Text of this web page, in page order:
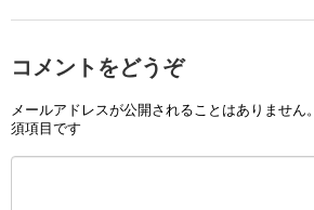
コメントをどうぞ
メールアドレスが公開されることはありません。
須項目です